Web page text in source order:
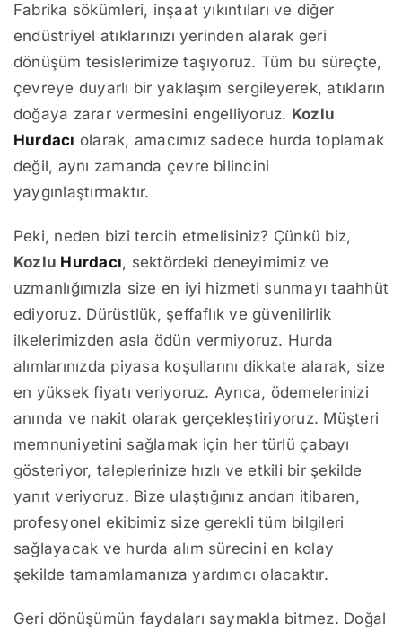
Fabrika sökümleri, inşaat yıkıntıları ve diğer
endüstriyel atıklarınızı yerinden alarak geri
dönüşüm tesislerimize taşıyoruz. Tüm bu süreçte,
çevreye duyarlı bir yaklaşım sergileyerek, atıkların
doğaya zarar vermesini engelliyoruz. Kozlu
Hurdacı olarak, amacımız sadece hurda toplamak
değil, aynı zamanda çevre bilincini
yaygınlaştırmaktır.
Peki, neden bizi tercih etmelisiniz? Çünkü biz,
Kozlu Hurdacı, sektördeki deneyimimiz ve
uzmanlığımızla size en iyi hizmeti sunmayı taahhüt
ediyoruz. Dürüstlük, şeffaflık ve güvenilirlik
ilkelerimizden asla ödün vermiyoruz. Hurda
alımlarınızda piyasa koşullarını dikkate alarak, size
en yüksek fiyatı veriyoruz. Ayrıca, ödemelerinizi
anında ve nakit olarak gerçekleştiriyoruz. Müşteri
memnuniyetini sağlamak için her türlü çabayı
gösteriyor, taleplerinize hızlı ve etkili bir şekilde
yanıt veriyoruz. Bize ulaştığınız andan itibaren,
profesyonel ekibimiz size gerekli tüm bilgileri
sağlayacak ve hurda alım sürecini en kolay
şekilde tamamlamanıza yardımcı olacaktır.
Geri dönüşümün faydaları saymakla bitmez. Doğal